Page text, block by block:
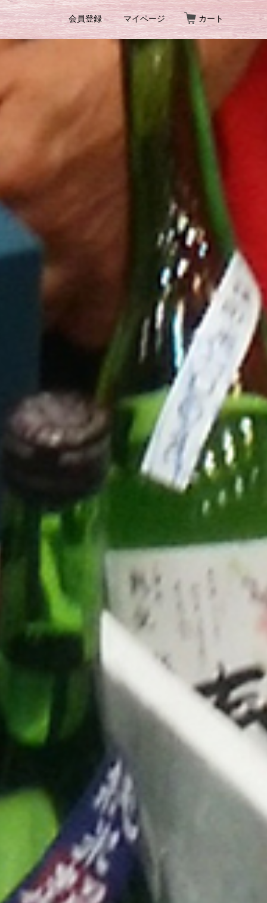
会員登録 マイページ カート